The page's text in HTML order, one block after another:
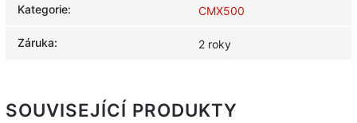
Kategorie: CMX500
Záruka: 2 roky
SOUVISEJÍCÍ PRODUKTY